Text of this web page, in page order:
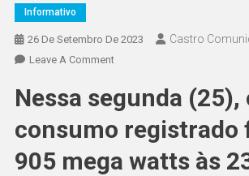
Informativo
26 De Setembro De 2023 Castro
Leave A Comment
Nessa segunda (25),
consumo registrado
905 mega watts às